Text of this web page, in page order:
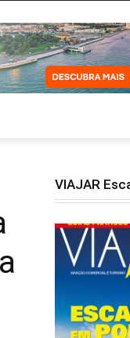
VIAJAR